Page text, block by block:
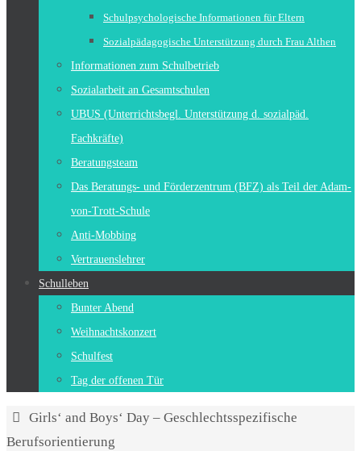
Schulpsychologische Informationen für Eltern
Sozialpädagogische Unterstützung durch Frau Althen
Informationen zum Schulbetrieb
Sozialarbeit an Gesamtschulen
UBUS (Unterrichtsbegl. Unterstützung d. sozialpäd.
Fachkräfte)
Beratungsteam
Das Beratungs- und Förderzentrum (BFZ) als Teil der Adam-
von-Trott-Schule
Anti-Mobbing
Vertrauenslehrer
Schulleben
Bunter Abend
Weihnachtskonzert
Schulfest
Tag der offenen Tür
StartGirls‘ and Boys‘ Day – Geschlechtsspezifische
Berufsorientierung